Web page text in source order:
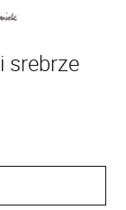
srebrze